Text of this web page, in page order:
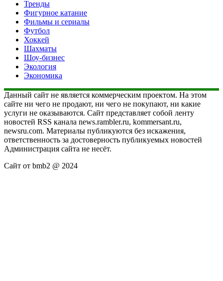
Тренды
Фигурное катание
Фильмы и сериалы
Футбол
Хоккей
Шахматы
Шоу-бизнес
Экология
Экономика
Данный сайт не является коммерческим проектом. На этом
сайте ни чего не продают, ни чего не покупают, ни какие
услуги не оказываются. Сайт представляет собой ленту
новостей RSS канала news.rambler.ru, kommersant.ru,
newsru.com. Материалы публикуются без искажения,
ответственность за достоверность публикуемых новостей
Администрация сайта не несёт.
Сайт от bmb2 @ 2024